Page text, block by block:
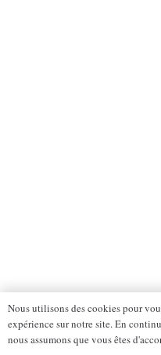
Nous utilisons des cookies pour
expérience sur notre site. En
nous assumons que vous êtes